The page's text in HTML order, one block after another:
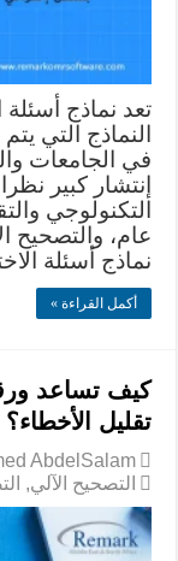
تعد نماذج
النماذج التي
في الجامعات
إنتشار كبير
التكنولوجي
عام،
نماذج أسئلة
أكمل القراءة »
كيف تساعد
تقليل الأخطاء؟
AbdelSalam
التصحيح الآلي,